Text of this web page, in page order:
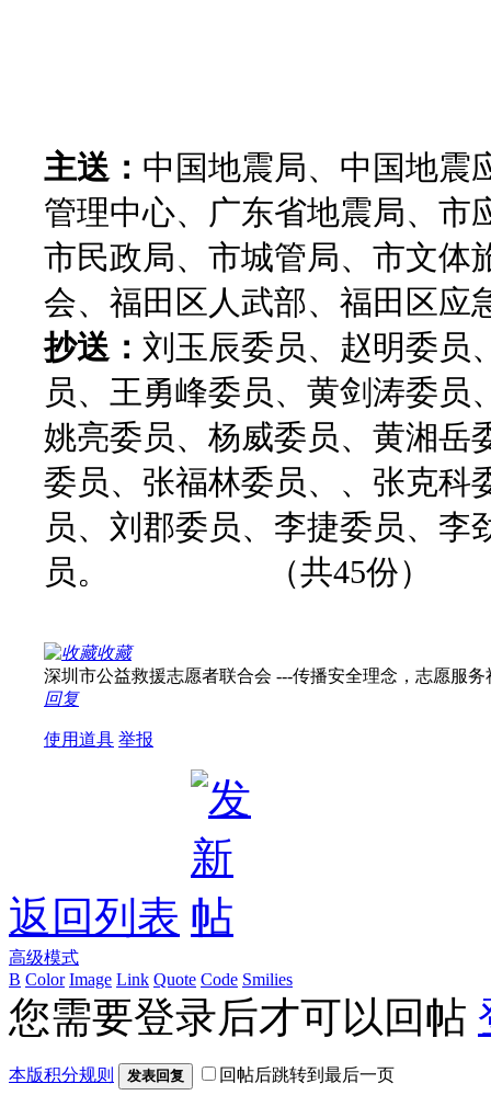
主送： 中国地震局、中国地震
管理中心、广东省地震局、市
市民政局、市城管局、市文体
会、福田区人武部、福田区应
抄送： 刘玉辰委员、赵明委员
员、王勇峰委员、黄剑涛委
姚亮委员、杨威委员、黄湘岳
委员、张福林委员、、张克科
员、刘郡委员、李捷委员、
员。
（共45份）
收藏
深圳市公益救援志愿者联合会 ---传播安全理念，志愿服务
回复
使用道具 举报
返回列表
高级模式
B Color Image Link Quote Code Smilies
您需要登录后才可以回帖
本版积分规则 发表回复 回帖后跳转到最后一页